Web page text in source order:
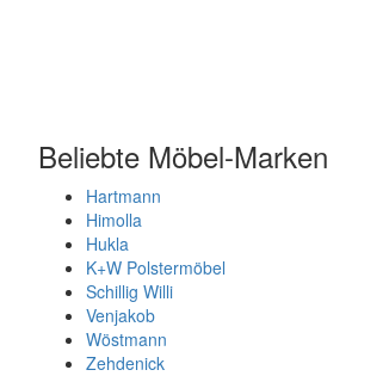
Beliebte Möbel-Marken
Hartmann
Himolla
Hukla
K+W Polstermöbel
Schillig Willi
Venjakob
Wöstmann
Zehdenick